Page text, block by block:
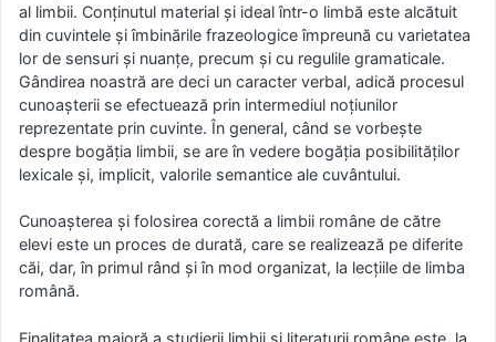
al limbii. Conținutul material și ideal într-o limbă este alcătuit
din cuvintele și îmbinările frazeologice împreună cu varietatea
lor de sensuri și nuanțe, precum și cu regulile gramaticale.
Gândirea noastră are deci un caracter verbal, adică procesul
cunoașterii se efectuează prin intermediul noțiunilor
reprezentate prin cuvinte. În general, când se vorbește
despre bogăția limbii, se are în vedere bogăția posibilităților
lexicale și, implicit, valorile semantice ale cuvântului.
Cunoașterea și folosirea corectă a limbii române de către
elevi este un proces de durată, care se realizează pe diferite
căi, dar, în primul rând și în mod organizat, la lecțiile de limba
română.
Finalitatea majoră a studierii limbii și literaturii române este, la